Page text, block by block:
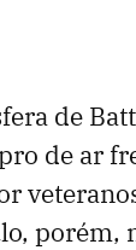
de
de ar